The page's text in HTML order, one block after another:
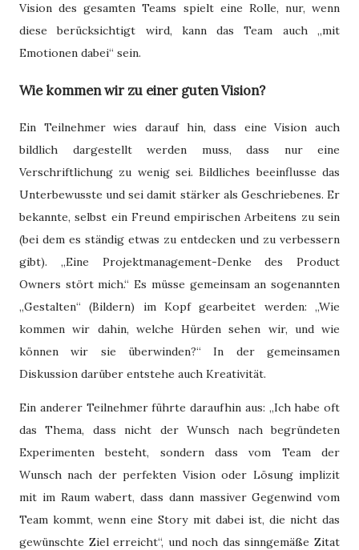
Vision des gesamten Teams spielt eine Rolle, nur, wenn
diese berücksichtigt wird, kann das Team auch „mit
Emotionen dabei“ sein.
Wie kommen wir zu einer guten Vision?
Ein Teilnehmer wies darauf hin, dass eine Vision auch
bildlich dargestellt werden muss, dass nur eine
Verschriftlichung zu wenig sei. Bildliches beeinflusse das
Unterbewusste und sei damit stärker als Geschriebenes. Er
bekannte, selbst ein Freund empirischen Arbeitens zu sein
(bei dem es ständig etwas zu entdecken und zu verbessern
gibt). „Eine Projektmanagement-Denke des Product
Owners stört mich.“ Es müsse gemeinsam an sogenannten
„Gestalten“ (Bildern) im Kopf gearbeitet werden: „Wie
kommen wir dahin, welche Hürden sehen wir, und wie
können wir sie überwinden?“ In der gemeinsamen
Diskussion darüber entstehe auch Kreativität.
Ein anderer Teilnehmer führte daraufhin aus: „Ich habe oft
das Thema, dass nicht der Wunsch nach begründeten
Experimenten besteht, sondern dass vom Team der
Wunsch nach der perfekten Vision oder Lösung implizit
mit im Raum wabert, dass dann massiver Gegenwind vom
Team kommt, wenn eine Story mit dabei ist, die nicht das
gewünschte Ziel erreicht“, und noch das sinngemäße Zitat